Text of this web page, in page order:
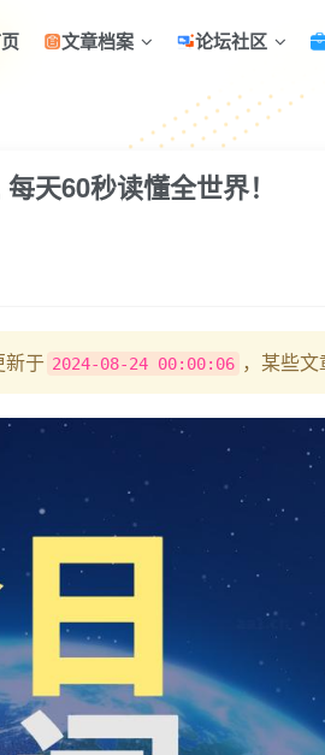
文章档案 论坛社区
天60秒读懂全世界！
新于 2024-08-24 00:00:06 ，某些